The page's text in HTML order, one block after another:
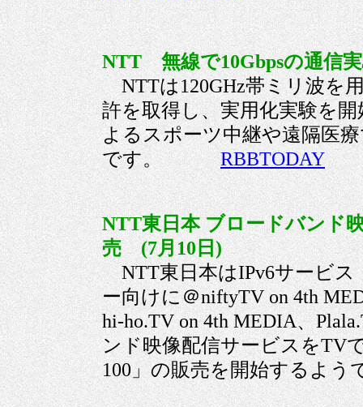
NTT 無線で10Gbpsの通信
NTTは120GHz帯ミリ波を
許を取得し、実用化実験を
よるスポーツ中継や遠隔医
です。RBBTODAY
NTT東日本 ブロードバンド
売 (7月10日)
NTT東日本はIPv6サービス
ー向けに＠niftyTV on 4th
hi-ho.TV on 4th MEDIA、
ンド映像配信サービスをTV
100」の販売を開始する